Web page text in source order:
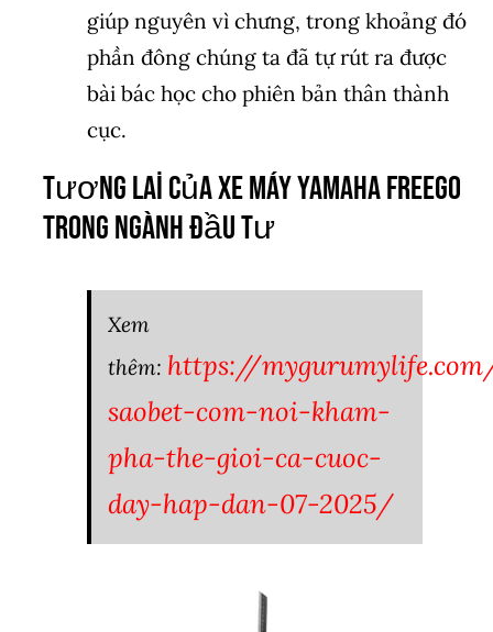
giúp nguyên vì chưng, trong khoảng đó
phần đông chúng ta đã tự rút ra được
bài bác học cho phiên bản thân thành
cục.
Tương Lai Của xe máy yamaha freego
Trong Ngành Đầu Tư
Xem
thêm: https://
saobet-com-noi-kham-
pha-the-gioi-ca-cuoc-
day-hap-dan-07-2025/